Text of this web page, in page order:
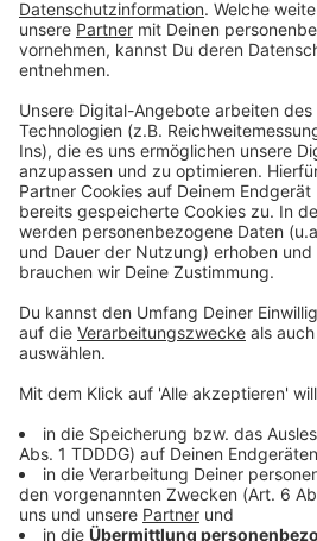
Du möchtest uns
© dpa-
DAS KÖNNTE DICH AUCH
Sport